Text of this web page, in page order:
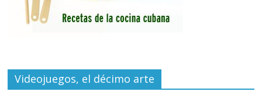
Videojuegos, el décimo arte